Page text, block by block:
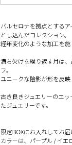
バルセロナを拠点とする
とし込んだコレクション。
経年変化のような加工を施
満ち欠けを繰り返す月は
フ。
ユニークな陰影が形を反映
古き良きジュエリーのエ
たジュエリーです。
限定BOXにお入れしてお届
カラーは、パープル / イエ